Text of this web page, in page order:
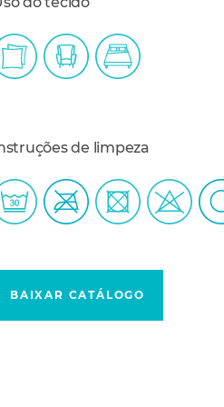
de limpeza
BAIXAR CATÁLOGO